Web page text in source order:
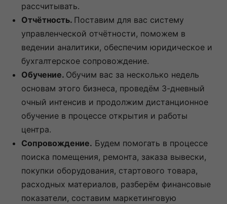
рассчитывать.
Отчётность. Поставим для вас систему
управленческой отчётности, поможем в
ведении аналитики, обеспечим юридическое и
бухгалтерское сопровождение.
Обучение. Обучим вас за несколько недель
основам этого бизнеса, проведём 3-дневный
очный интенсив и продолжим дистанционное
обучение в процессе открытия и работы
центра.
Сопровождение. Будем помогать в процессе
поиска помещения, ремонта, заказа вывески,
покупки оборудования, стартового товара,
расходных материалов, разберём финансовые
показатели, составим маркетинговую